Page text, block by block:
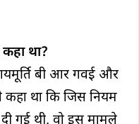
था?
बी आर गवई और
ने कहा था कि जिस नियम